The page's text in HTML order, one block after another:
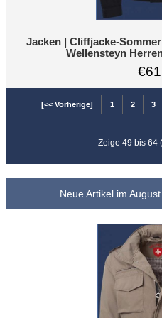
Jacken | Cliffjacke-
Wellensteyn
[<< Vorherige] 1 2 3
Zeige 49 bis 64
Neue Artikel im